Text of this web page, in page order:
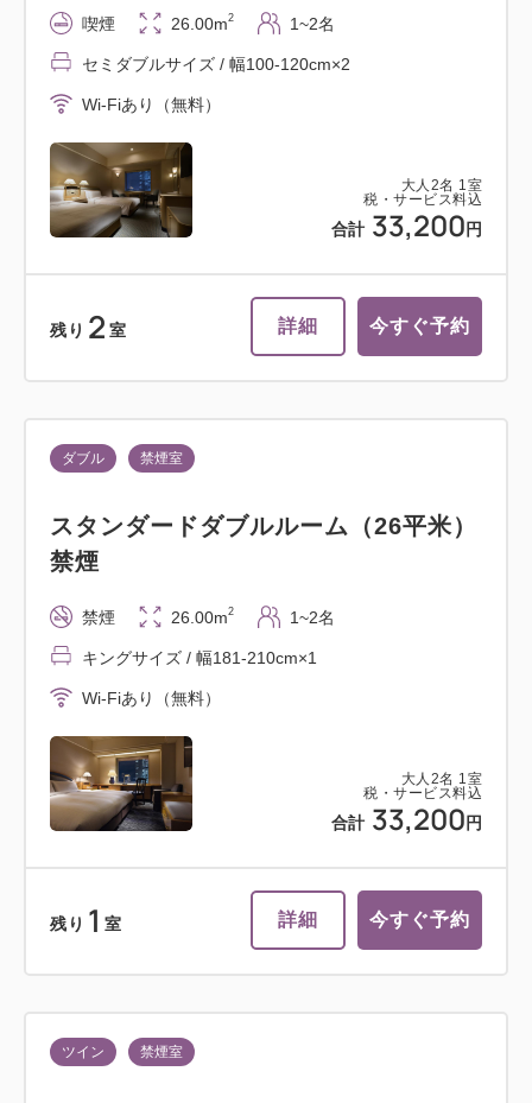
大人 2名 1 室
税・サービス料込
合計 33,200 円
喫煙 26.00m2 1~2名
セミダブルサイズ / 幅100-120cm×2
Wi-Fiあり（無料）
残り 2 室 詳細 今すぐ予約
大人 2名 1 室
税・サービス料込
合計 33,200 円
ダブル 禁煙室
スタンダードダブルルーム（26平米）
禁煙
禁煙 26.00m2 1~2名
キングサイズ / 幅181-210cm×1
Wi-Fiあり（無料）
残り 1 室 詳細 今すぐ予約
ツイン 禁煙室